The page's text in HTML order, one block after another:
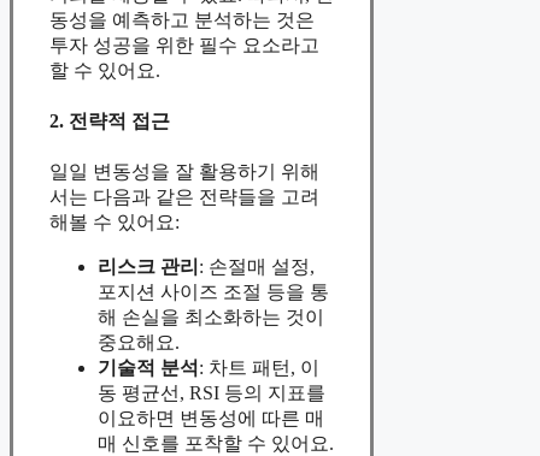
동성을 예측하고 분석하는 것은
투자 성공을 위한 필수 요소라고
할 수 있어요.
2. 전략적 접근
일일 변동성을 잘 활용하기 위해
서는 다음과 같은 전략들을 고려
해볼 수 있어요:
리스크 관리 : 손절매 설정,
포지션 사이즈 조절 등을 통
해 손실을 최소화하는 것이
중요해요.
기술적 분석 : 차트 패턴, 이
동 평균선, RSI 등의 지표를
이요하면 변동성에 따른 매
매 신호를 포착할 수 있어요.